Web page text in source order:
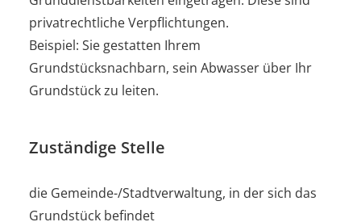
privatrechtliche Verpflichtungen.
Beispiel: Sie gestatten Ihrem
Grundstücksnachbarn, sein Abwasser über Ihr
Grundstück zu leiten.
Zuständige Stelle
die Gemeinde-/Stadtverwaltung, in der sich das
Grundstück befindet